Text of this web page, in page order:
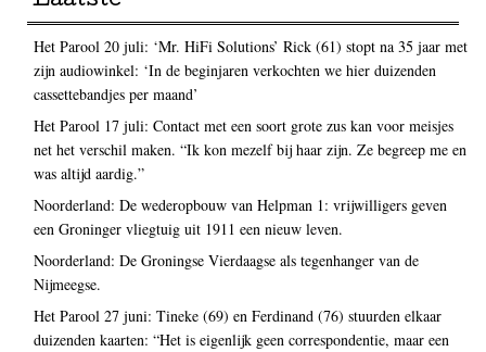
Het Parool 20 juli: ‘Mr. HiFi Solutions’ Rick (61) stopt na 35 jaar met
zijn audiowinkel: ‘In de beginjaren verkochten we hier duizenden
cassettebandjes per maand’
Het Parool 17 juli: Contact met een soort grote zus kan voor meisjes
net het verschil maken. “Ik kon mezelf bij haar zijn. Ze begreep me en
was altijd aardig.”
Noorderland: De wederopbouw van Helpman 1: vrijwilligers geven
een Groninger vliegtuig uit 1911 een nieuw leven.
Noorderland: De Groningse Vierdaagse als tegenhanger van de
Nijmeegse.
Het Parool 27 juni: Tineke (69) en Ferdinand (76) stuurden elkaar
duizenden kaarten: “Het is eigenlijk geen correspondentie, maar een